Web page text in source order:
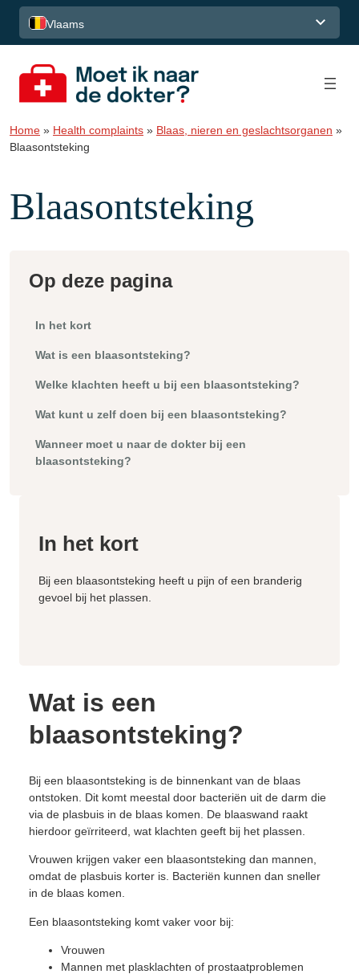
Spring naar de inhoud
Vlaams
Home » Health complaints » Blaas, nieren en geslachtsorganen »
Blaasontsteking
Blaasontsteking
Op deze pagina
In het kort
Wat is een blaasontsteking?
Welke klachten heeft u bij een blaasontsteking?
Wat kunt u zelf doen bij een blaasontsteking?
Wanneer moet u naar de dokter bij een
blaasontsteking?
In het kort
Bij een blaasontsteking heeft u pijn of een branderig
gevoel bij het plassen.
Wat is een
blaasontsteking?
Bij een blaasontsteking is de binnenkant van de blaas
ontstoken. Dit komt meestal door bacteriën uit de darm die
via de plasbuis in de blaas komen. De blaaswand raakt
hierdoor geïrriteerd, wat klachten geeft bij het plassen.
Vrouwen krijgen vaker een blaasontsteking dan mannen,
omdat de plasbuis korter is. Bacteriën kunnen dan sneller
in de blaas komen.
Een blaasontsteking komt vaker voor bij:
Vrouwen
Mannen met plasklachten of prostaatproblemen